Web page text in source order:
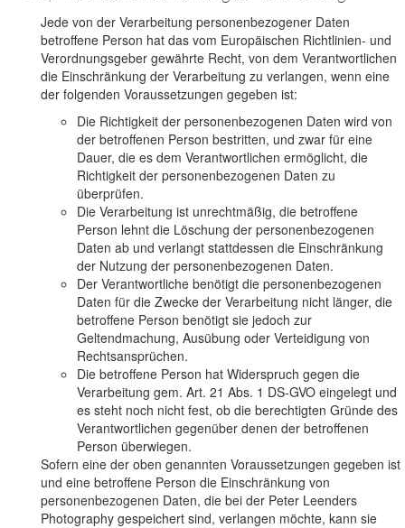
Jede von der Verarbeitung personenbezogener Daten
betroffene Person hat das vom Europäischen Richtlinien- und
Verordnungsgeber gewährte Recht, von dem Verantwortlichen
die Einschränkung der Verarbeitung zu verlangen, wenn eine
der folgenden Voraussetzungen gegeben ist:
Die Richtigkeit der personenbezogenen Daten wird von
der betroffenen Person bestritten, und zwar für eine
Dauer, die es dem Verantwortlichen ermöglicht, die
Richtigkeit der personenbezogenen Daten zu
überprüfen.
Die Verarbeitung ist unrechtmäßig, die betroffene
Person lehnt die Löschung der personenbezogenen
Daten ab und verlangt stattdessen die Einschränkung
der Nutzung der personenbezogenen Daten.
Der Verantwortliche benötigt die personenbezogenen
Daten für die Zwecke der Verarbeitung nicht länger, die
betroffene Person benötigt sie jedoch zur
Geltendmachung, Ausübung oder Verteidigung von
Rechtsansprüchen.
Die betroffene Person hat Widerspruch gegen die
Verarbeitung gem. Art. 21 Abs. 1 DS-GVO eingelegt und
es steht noch nicht fest, ob die berechtigten Gründe des
Verantwortlichen gegenüber denen der betroffenen
Person überwiegen.
Sofern eine der oben genannten Voraussetzungen gegeben ist
und eine betroffene Person die Einschränkung von
personenbezogenen Daten, die bei der Peter Leenders
Photography gespeichert sind, verlangen möchte, kann sie